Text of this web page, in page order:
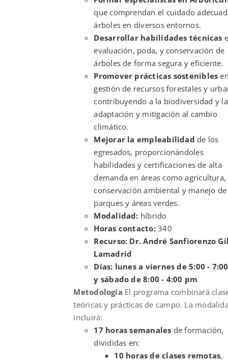
que comprendan el cuidado
árboles en diversos entornos.
Desarrollar habilidades técnicas
evaluación, poda, y conservación de
árboles de forma segura y eficiente.
Promover prácticas sostenibles
gestión de recursos forestales y
contribuyendo a la biodiversidad y la
adaptación y mitigación al cambio
climático.
Mejorar la empleabilidad de los
egresados, proporcionándoles
habilidades y certificaciones de alta
demanda en áreas como agricultura,
conservación ambiental y manejo de
parques y áreas verdes.
Modalidad: híbrido
Horas contacto:340
Recurso: Dr. André Sanfiorenzo
Lamadrid
Días: lunes a viernes de 5:00 -
y sábado de 8:00 - 4:00 pm
Metodología El programa combinará
teóricas y prácticas de campo. La
incluirá:
17 horas semanales de formación,
divididas en:
10 horas de clases remotas,